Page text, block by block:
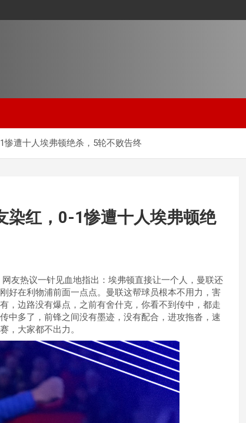
遭十人埃弗顿绝杀，5轮不败告终
染红，0-1惨遭十人埃弗顿绝
友热议一针见血地指出：埃弗顿直接让一个人，曼联还
好在利物浦前面一点点。曼联这帮球员根本不用力，害
，边路没有爆点，之前有舍什克，你看不到传中，都走
中多了，前锋之间没有墨迹，没有配合，进攻拖沓，速
，大家都不出力。